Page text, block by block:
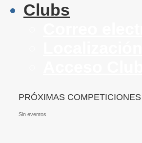
Clubs
PRÓXIMAS
Sin eventos